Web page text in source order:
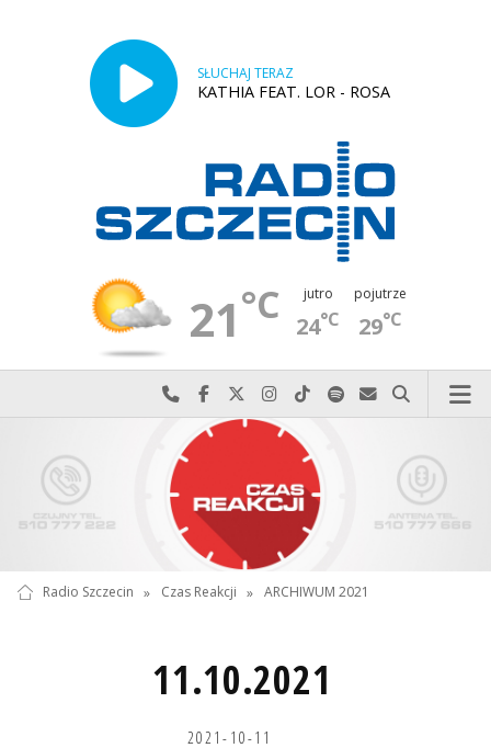
SŁUCHAJ TERAZ
KATHIA FEAT. LOR - ROSA
21°C jutro
24°C
pojutrze
29°C
Najlepiej po prostu do nas zadzwoń
Odwiedź nas na Facebook-u
Odwiedź nas na X
Odwiedź nas na Instagram-ie
Odwiedź nas na TikTok-u
Szukaj nas na Spotify
Wyślij do nas
Szukaj
Radio Szczecin » Czas Reakcji » ARCHIWUM 2021
11.10.2021
2021-10-11